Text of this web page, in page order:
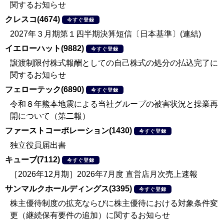
関するお知らせ
クレスコ(4674)
今すぐ登録
2027年３月期第１四半期決算短信〔日本基準〕(連結)
イエローハット(9882)
今すぐ登録
譲渡制限付株式報酬としての自己株式の処分の払込完了に
関するお知らせ
フェローテック(6890)
今すぐ登録
令和８年熊本地震による当社グループの被害状況と操業再
開について（第二報）
ファーストコーポレーション(1430)
今すぐ登録
独立役員届出書
キューブ(7112)
今すぐ登録
［2026年12月期］2026年7月度 直営店月次売上速報
サンマルクホールディングス(3395)
今すぐ登録
株主優待制度の拡充ならびに株主優待における対象条件変
更（継続保有要件の追加）に関するお知らせ